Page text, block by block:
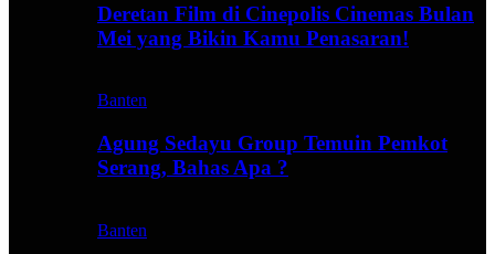
Deretan Film di Cinepolis Cinemas Bulan
Mei yang Bikin Kamu Penasaran!
Banten
Agung Sedayu Group Temuin Pemkot
Serang, Bahas Apa ?
Banten